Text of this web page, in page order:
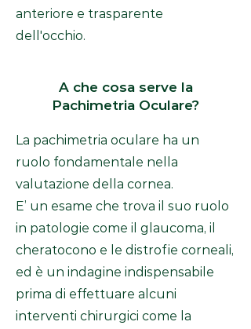
anteriore e trasparente
dell'occhio.
A che cosa serve la
Pachimetria Oculare?
La pachimetria oculare ha un
ruolo fondamentale nella
valutazione della cornea.
E’ un esame che trova il suo ruolo
in patologie come il glaucoma, il
cheratocono e le distrofie corneali,
ed è un indagine indispensabile
prima di effettuare alcuni
interventi chirurgici come la